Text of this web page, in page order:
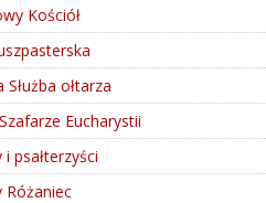
Kościół
Służba ołtarza
Eucharystii
psałterzyści
Różaniec